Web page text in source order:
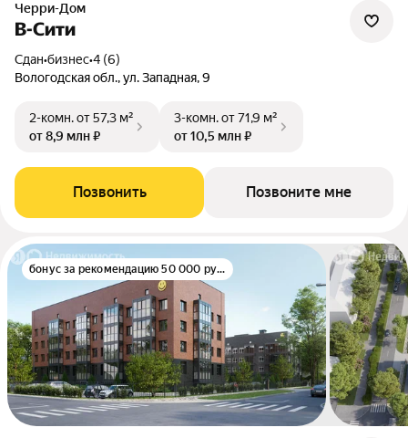
Черри-Дом
В-Сити
Сдан•бизнес•4 (6)
Вологодская обл., ул. Западная, 9
2-комн.от 57,3 м²
от 8,9 млн ₽
3-комн.от 71,9 м²
от 10,5 млн ₽
Позвонить Позвоните мне
бонус за рекомендацию 50 000 руб.